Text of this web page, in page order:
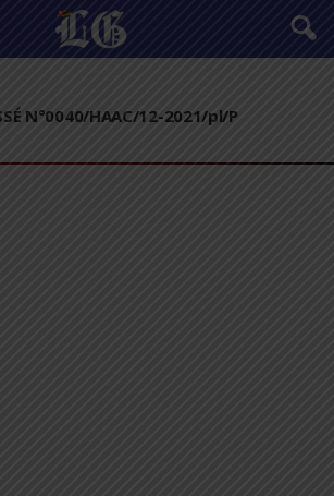
N°0040/HAAC/12-2021/pl/P